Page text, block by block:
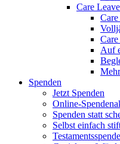
Care
Auf
Spenden
Jetzt Spenden
Online-
Spenden statt
Selbst einfach